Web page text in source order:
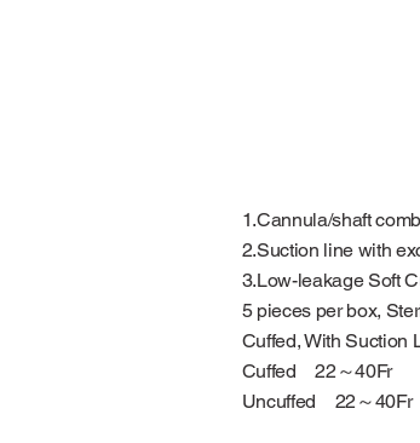
1.Cannula/shaft
2.Suction line with
3.Low-leakage Soft
5 pieces per box,
Cuffed, With
Cuffed 22～40Fr
Uncuffed 22～40Fr